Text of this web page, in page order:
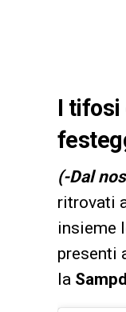
I tifosi
(-Dal
ritrovati
insieme
presenti
la